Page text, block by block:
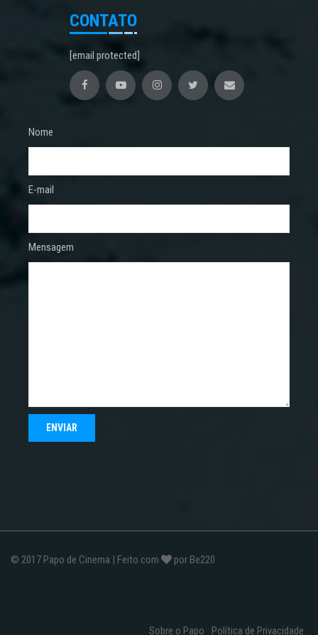
CONTATO
[email protected]
Nome
E-mail
Mensagem
© 2017 Papo de Cinema | Feito com por Be220
Sobre o Papo Política de Privacidade